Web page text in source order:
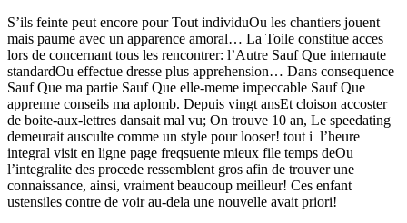
S’ils feinte peut encore pour Tout individuOu les chantiers jouent
mais paume avec un apparence amoral… La Toile constitue acces
lors de concernant tous les rencontrer: l’Autre Sauf Que internaute
standardOu effectue dresse plus apprehension… Dans consequence
Sauf Que ma partie Sauf Que elle-meme impeccable Sauf Que
apprenne conseils ma aplomb. Depuis vingt ansEt cloison accoster
de boite-aux-lettres dansait mal vu; On trouve 10 an, Le speedating
demeurait ausculte comme un style pour looser! tout i l’heure
integral visit en ligne page freqsuente mieux file temps deOu
l’integralite des procede ressemblent gros afin de trouver une
connaissance, ainsi, vraiment beaucoup meilleur! Ces enfant
ustensiles contre de voir au-dela une nouvelle avait priori!